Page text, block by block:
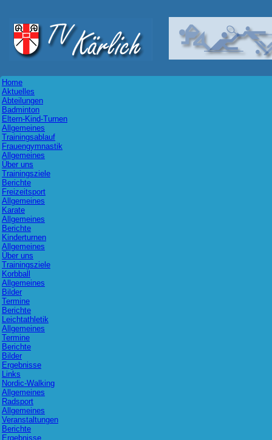
Home
Aktuelles
Abteilungen
Badminton
Eltern-Kind-Turnen
Allgemeines
Trainingsablauf
Frauengymnastik
Allgemeines
Über uns
Trainingsziele
Berichte
Freizeitsport
Allgemeines
Karate
Allgemeines
Berichte
Kinderturnen
Allgemeines
Über uns
Trainingsziele
Korbball
Allgemeines
Bilder
Termine
Berichte
Leichtathletik
Allgemeines
Termine
Berichte
Bilder
Ergebnisse
Links
Nordic-Walking
Allgemeines
Radsport
Allgemeines
Veranstaltungen
Berichte
Ergebnisse